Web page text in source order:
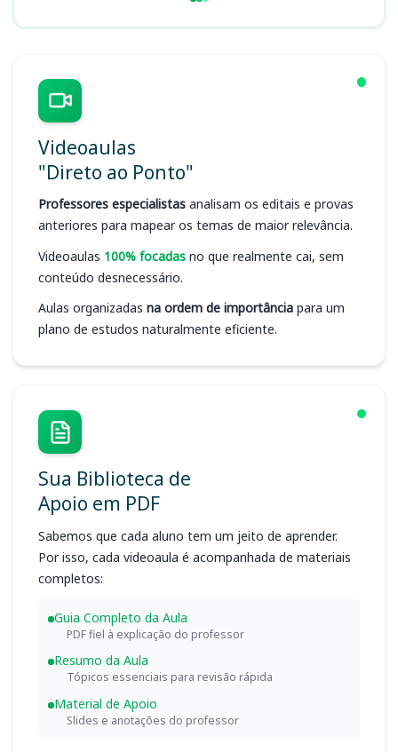
Videoaulas
"Direto ao Ponto"
Professores especialistas analisam os editais e provas
anteriores para mapear os temas de maior relevância.
Videoaulas 100% focadas no que realmente cai, sem
conteúdo desnecessário.
Aulas organizadas na ordem de importância para um
plano de estudos naturalmente eficiente.
Sua Biblioteca de
Apoio em PDF
Sabemos que cada aluno tem um jeito de aprender.
Por isso, cada videoaula é acompanhada de materiais
completos:
Guia Completo da Aula
PDF fiel à explicação do professor
Resumo da Aula
Tópicos essenciais para revisão rápida
Material de Apoio
Slides e anotações do professor